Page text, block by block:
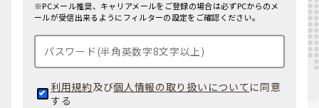
※PCメール推奨、キャリアメールをご登録の場合は必ずPCからのメ
ールが受信出来るようにフィルターの設定をご確認ください。
利用規約及び個人情報の取り扱いについて に同意
する